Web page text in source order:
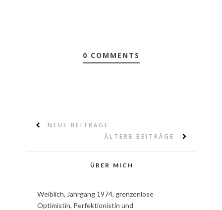
0 COMMENTS
NEUE BEITRÄGE
ÄLTERE BEITRÄGE
ÜBER MICH
Weiblich, Jahrgang 1974, grenzenlose
Optimistin, Perfektionistin und